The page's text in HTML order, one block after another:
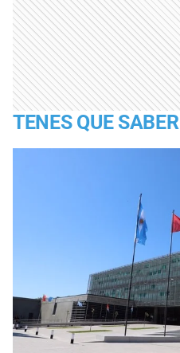
TENES QUE SABER